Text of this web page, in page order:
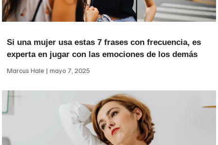
Si una mujer usa estas 7 frases con frecuencia, es
experta en jugar con las emociones de los demás
Marcus Hale mayo 7, 2025